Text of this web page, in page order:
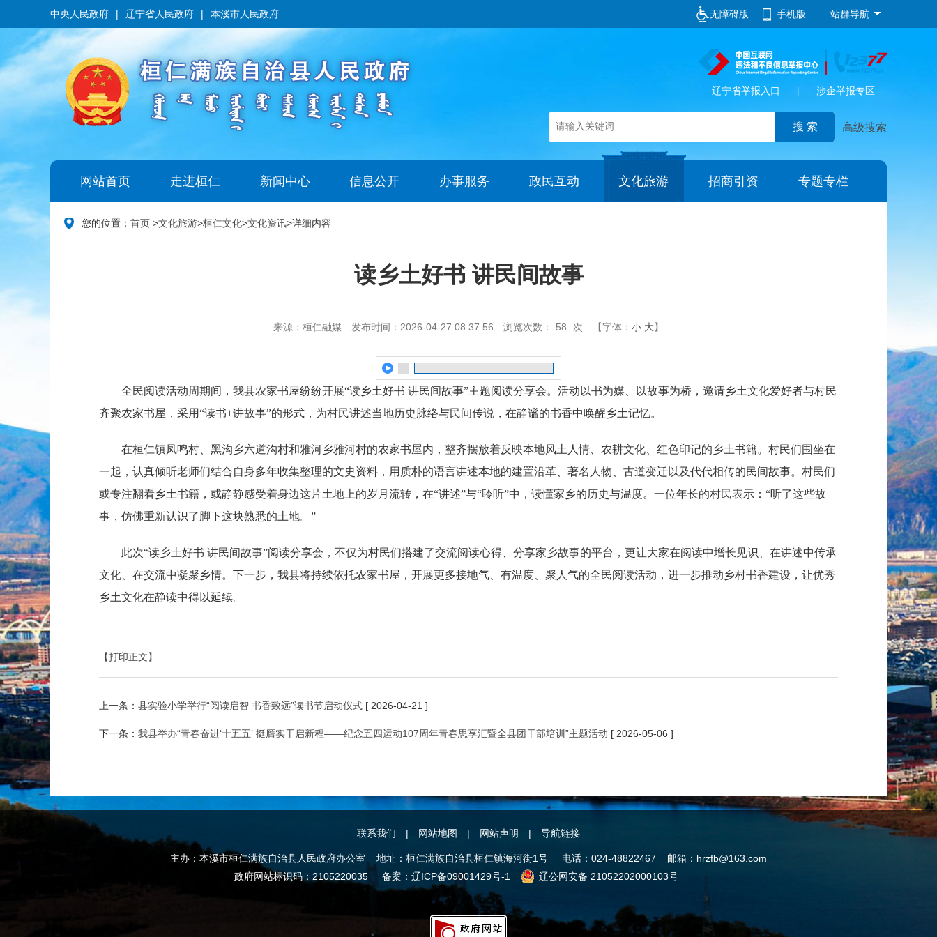
中央人民政府 | 辽宁省人民政府 | 本溪市人民政府 无障碍版 手机版 站群导航
辽宁省举报入口 | 涉企举报专区
高级搜索
网站首页 走进桓仁 新闻中心 信息公开 办事服务 政民互动 文化旅游 招商引资 专题专栏
您的位置： 首页 >文化旅游>桓仁文化>文化资讯>详细内容
读乡土好书 讲民间故事
来源：桓仁融媒 发布时间：2026-04-27 08:37:56 浏览次数： 58 次 【字体： 小 大】
全民阅读活动周期间，我县农家书屋纷纷开展“读乡土好书 讲民间故事”主题阅读分享会。活动以书为媒、以故事为桥，邀请乡土文化爱好者与村民
齐聚农家书屋，采用“读书+讲故事”的形式，为村民讲述当地历史脉络与民间传说，在静谧的书香中唤醒乡土记忆。
在桓仁镇凤鸣村、黑沟乡六道沟村和雅河乡雅河村的农家书屋内，整齐摆放着反映本地风土人情、农耕文化、红色印记的乡土书籍。村民们围坐在
一起，认真倾听老师们结合自身多年收集整理的文史资料，用质朴的语言讲述本地的建置沿革、著名人物、古道变迁以及代代相传的民间故事。村民们
或专注翻看乡土书籍，或静静感受着身边这片土地上的岁月流转，在“讲述”与“聆听”中，读懂家乡的历史与温度。一位年长的村民表示：“听了这些故
事，仿佛重新认识了脚下这块熟悉的土地。”
此次“读乡土好书 讲民间故事”阅读分享会，不仅为村民们搭建了交流阅读心得、分享家乡故事的平台，更让大家在阅读中增长见识、在讲述中传承
文化、在交流中凝聚乡情。下一步，我县将持续依托农家书屋，开展更多接地气、有温度、聚人气的全民阅读活动，进一步推动乡村书香建设，让优秀
乡土文化在静读中得以延续。
【打印正文】
上一条： 县实验小学举行“阅读启智 书香致远”读书节启动仪式 [ 2026-04-21 ]
下一条： 我县举办“青春奋进‘十五五’ 挺膺实干启新程——纪念五四运动107周年青春思享汇暨全县团干部培训”主题活动 [ 2026-05-06 ]
联系我们 | 网站地图 | 网站声明 | 导航链接
主办：本溪市桓仁满族自治县人民政府办公室 地址：桓仁满族自治县桓仁镇海河街1号 电话：024-48822467 邮箱：hrzfb@163.com
政府网站标识码：2105220035 备案： 辽ICP备09001429号-1 辽公网安备 21052202000103号